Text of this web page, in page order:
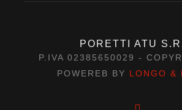
PORETTI ATU
P.IVA 02385650029 -
POWEREB BY LONGO &